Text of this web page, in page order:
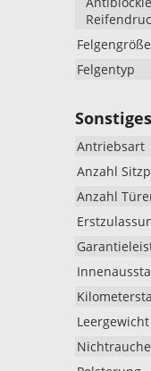
Felgengröße
Felgentyp
Sonstiges
Antriebsart
Anzahl
Anzahl
Leergewicht